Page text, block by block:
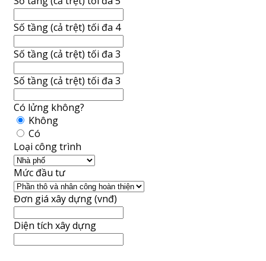
Số tầng (cả trệt) tối đa 4
Số tầng (cả trệt) tối đa 3
Số tầng (cả trệt) tối đa 3
Có lửng không?
Không
Có
Loại công trình
Mức đầu tư
Đơn giá xây dựng (vnđ)
Diện tích xây dựng